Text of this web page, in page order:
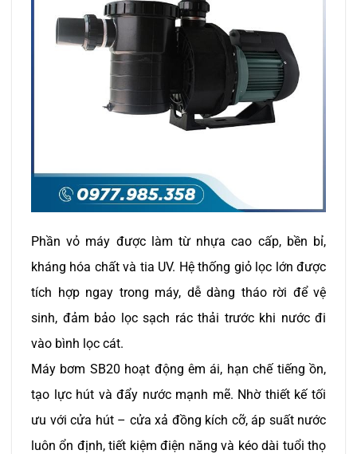
Phần vỏ máy được làm từ nhựa cao cấp, bền bỉ,
kháng hóa chất và tia UV. Hệ thống giỏ lọc lớn được
tích hợp ngay trong máy, dễ dàng tháo rời để vệ
sinh, đảm bảo lọc sạch rác thải trước khi nước đi
vào bình lọc cát.
Máy bơm SB20 hoạt động êm ái, hạn chế tiếng ồn,
tạo lực hút và đẩy nước mạnh mẽ. Nhờ thiết kế tối
ưu với cửa hút – cửa xả đồng kích cỡ, áp suất nước
luôn ổn định, tiết kiệm điện năng và kéo dài tuổi thọ